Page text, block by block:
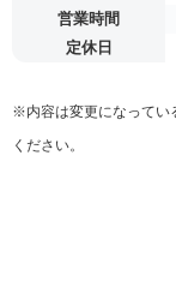
営業時間
定休日
※内容は変更になってい
ください。